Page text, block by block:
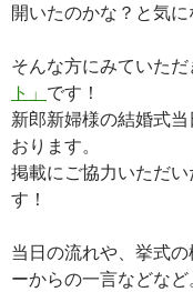
開いたのかな？と気
そんな方にみていただ
ト」 です！
新郎新婦様の結婚式
おります。
掲載にご協力いただ
す！
当日の流れや、挙式
ーからの一言などなど